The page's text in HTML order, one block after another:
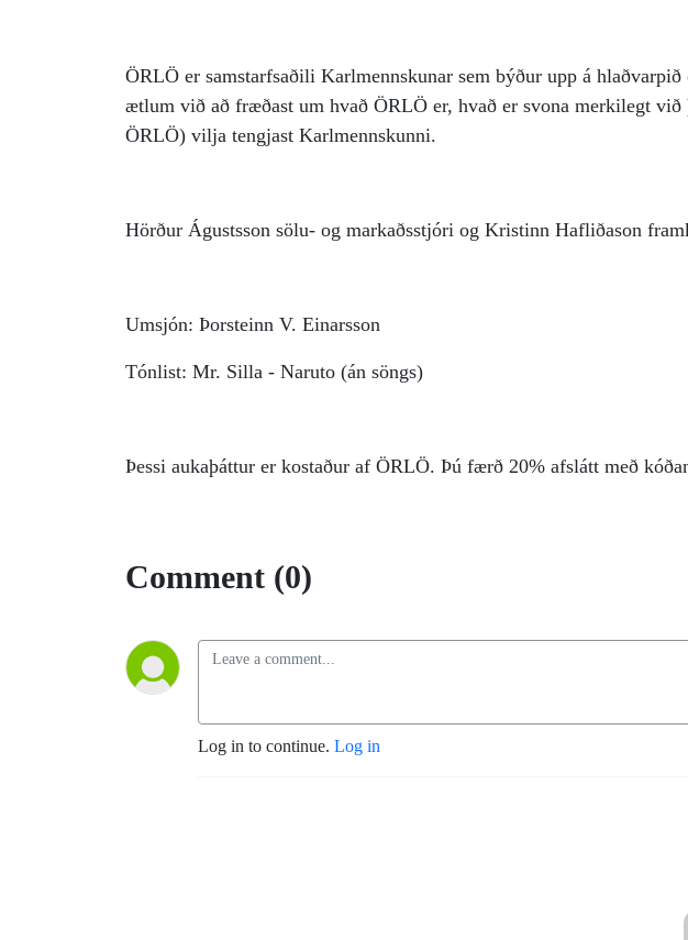
ÖRLÖ er samstarfsaðili Karlmennskunar sem býður upp á
ætlum við að fræðast um hvað ÖRLÖ er, hvað er svona merkilegt
ÖRLÖ) vilja tengjast Karlmennskunni.
Hörður Águstsson sölu- og markaðsstjóri og Kristinn Hafliðason
Umsjón: Þorsteinn V. Einarsson
Tónlist: Mr. Silla - Naruto (án söngs)
Þessi aukaþáttur er kostaður af ÖRLÖ. Þú færð 20% afslátt með
Comment (0)
Log in to continue. Log in